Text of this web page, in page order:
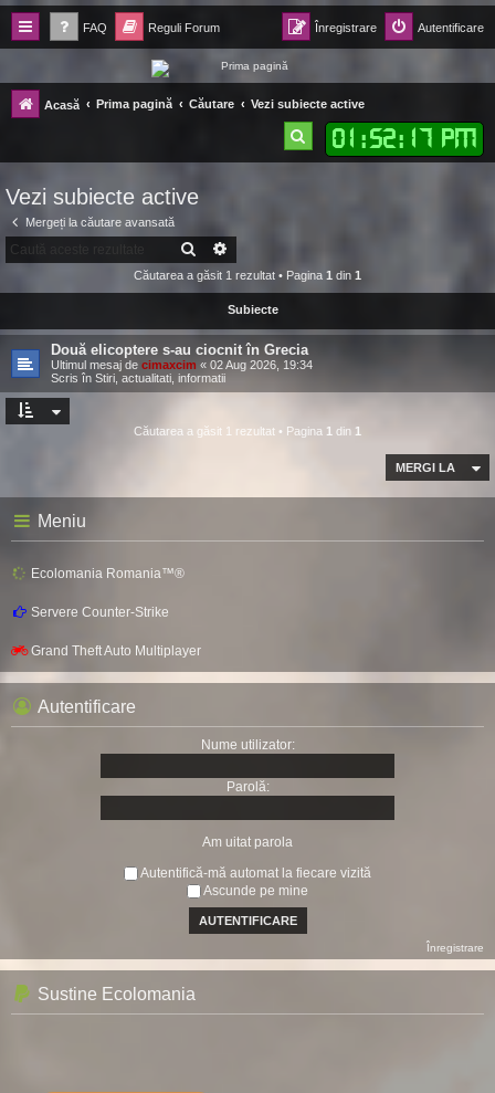
FAQ Reguli Forum Autentificare
Înregistrare
Forum Ecolomania™®
-= Idei pentru viitor =-
Acasă Prima pagină Căutare Vezi subiecte active
01 :52: 17 PM
ă
r
Vezi subiecte active
Mergeți la căutare avansată
CĂUTARE
Căutarea a găsit 1 rezultat • Pagina 1 din 1
Subiecte
Două elicoptere s-au ciocnit în Grecia
Ultimul mesaj de cimaxcim « 02 Aug 2026, 19:34
Scris în Stiri, actualitati, informatii
Căutarea a găsit 1 rezultat • Pagina 1 din 1
MERGI LA
Meniu
Ecolomania Romania™®
Servere Counter-Strike
Grand Theft Auto Multiplayer
Autentificare
Nume utilizator:
Parolă:
Am uitat parola
Autentifică-mă automat la fiecare vizită
Ascunde pe mine
Înregistrare
Sustine Ecolomania